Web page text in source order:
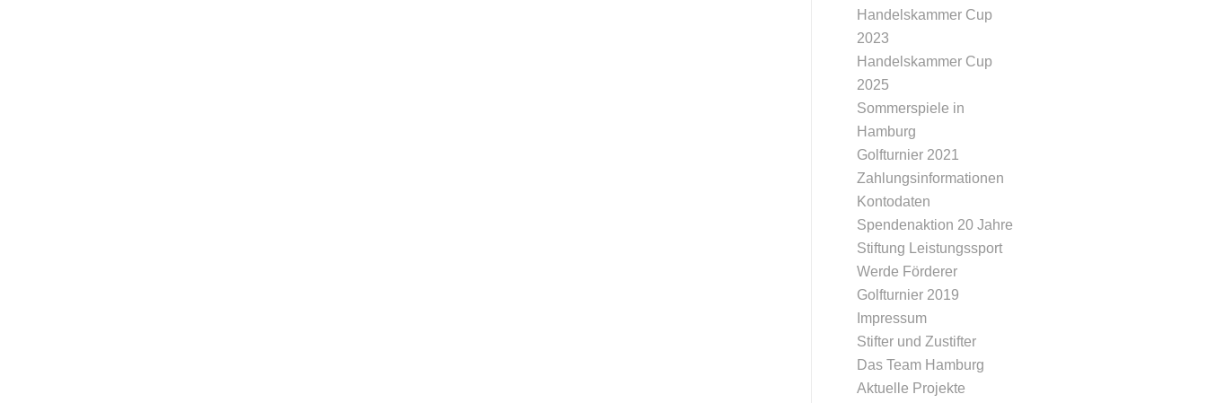
Handelskammer Cup
2023
Handelskammer Cup
2025
Sommerspiele in
Hamburg
Golfturnier 2021
Zahlungsinformationen
Kontodaten
Spendenaktion 20 Jahre
Stiftung Leistungssport
Werde Förderer
Golfturnier 2019
Impressum
Stifter und Zustifter
Das Team Hamburg
Aktuelle Projekte